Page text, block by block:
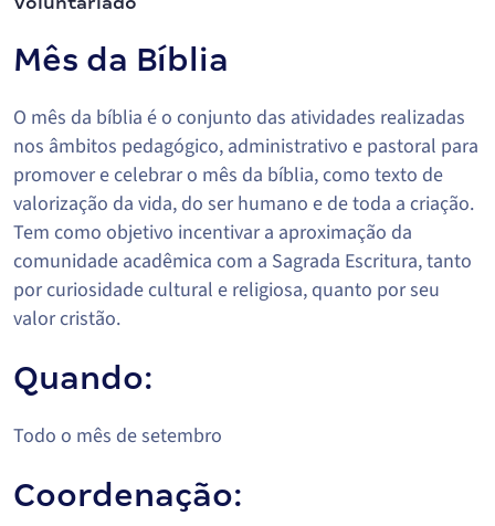
Mês da Bíblia
O mês da bíblia é o conjunto das atividades realizadas
nos âmbitos pedagógico, administrativo e pastoral para
promover e celebrar o mês da bíblia, como texto de
valorização da vida, do ser humano e de toda a criação.
Tem como objetivo incentivar a aproximação da
comunidade acadêmica com a Sagrada Escritura, tanto
por curiosidade cultural e religiosa, quanto por seu
valor cristão.
Quando:
Todo o mês de setembro
Coordenação: